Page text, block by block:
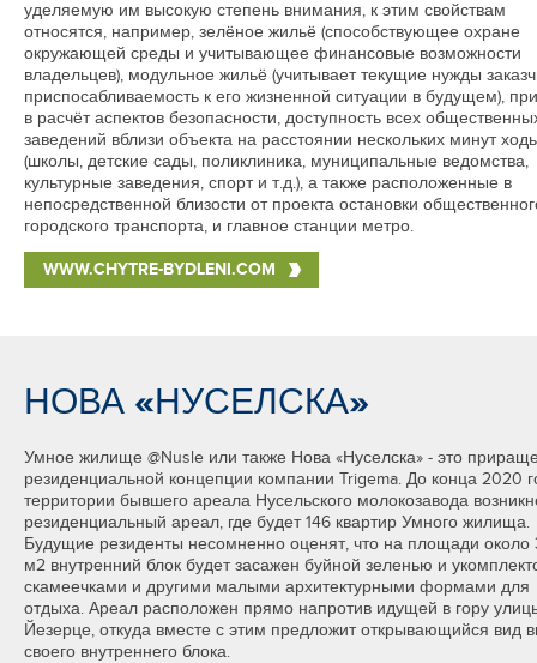
уделяемую им высокую степень внимания, к этим свойствам
относятся, например, зелёное жильё (способствующее охране
окружающей среды и учитывающее финансовые возможности
владельцев), модульное жильё (учитывает текущие нужды
приспосабливаемость к его жизненной ситуации в будущем),
в расчёт аспектов безопасности, доступность всех
заведений вблизи объекта на расстоянии нескольких минут
(школы, детские сады, поликлиника, муниципальные ведомства,
культурные заведения, спорт и т.д.), а также расположенные в
непосредственной близости от проекта остановки
городского транспорта, и главное станции метро.
WWW.CHYTRE-BYDLENI.COM
НОВА «НУСЕЛСКА»
Умное жилище @Nusle или также Нова «Нуселска» - это
резиденциальной концепции компании Trigema. До конца 2020
территории бывшего ареала Нусельского молокозавода
резиденциальный ареал, где будет 146 квартир Умного жилища.
Будущие резиденты несомненно оценят, что на площади
м2 внутренний блок будет засажен буйной зеленью и
скамеечками и другими малыми архитектурными формами для
отдыха. Ареал расположен прямо напротив идущей в гору
Йезерце, откуда вместе с этим предложит открывающийся вид
своего внутреннего блока.